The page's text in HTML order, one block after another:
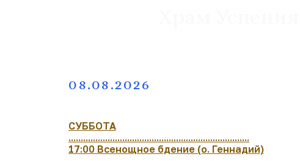
08.08.2026
СУББОТА
..........................................................................
17:00 Всенощное бдение (о. Геннадий)